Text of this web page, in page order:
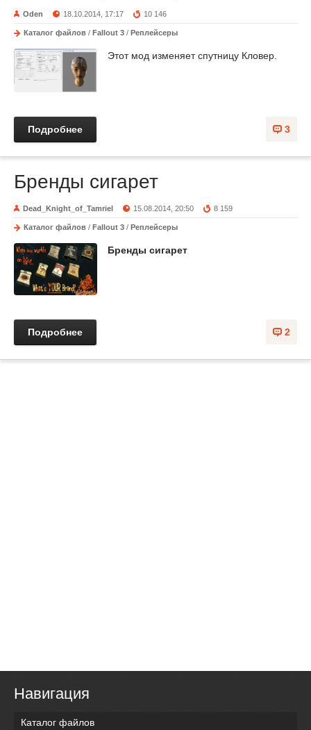
Oden 18.10.2014, 17:17 10 146
Каталог файлов / Fallout 3 / Реплейсеры
Этот мод изменяет спутницу Кловер.
3
Подробнее
Бренды сигарет
Dead_Knight_of_Tamriel 15.08.2014, 20:50 8 159
Каталог файлов / Fallout 3 / Реплейсеры
Бренды сигарет
2
Подробнее
Навигация
Каталог файлов